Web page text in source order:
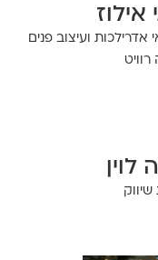
אילוז
ועיצוב פנים
לוין